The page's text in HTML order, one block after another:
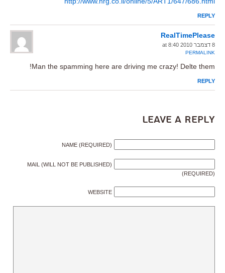
REPLY
RealTimePlease
8 דצמבר 2010 at 8:40
PERMALINK
Man the spamming here are driving me crazy! Delte them!
REPLY
Leave a Reply
NAME (REQUIRED)
MAIL (WILL NOT BE PUBLISHED)
(REQUIRED)
WEBSITE